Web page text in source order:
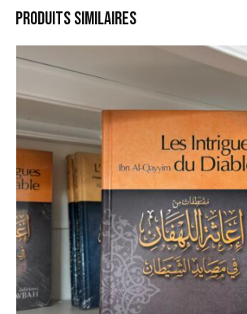
PRODUITS SIMILAIRES